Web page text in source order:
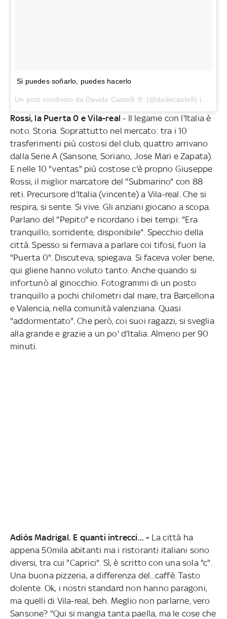
Si puedes soñarlo, puedes hacerlo
Rossi, la Puerta 0 e Vila-real - Il legame con l'Italia è
noto. Storia. Soprattutto nel mercato: tra i 10
trasferimenti più costosi del club, quattro arrivano
dalla Serie A (Sansone, Soriano, Jose Mari e Zapata).
E nelle 10 "ventas" più costose c'è proprio Giuseppe
Rossi, il miglior marcatore del "Submarino" con 88
reti. Precursore d'Italia (vincente) a Vila-real. Che si
respira, si sente. Si vive. Gli anziani giocano a scopa.
Parlano del "Pepito" e ricordano i bei tempi: "Era
tranquillo, sorridente, disponibile". Specchio della
città. Spesso si fermava a parlare coi tifosi, fuori la
"Puerta 0". Discuteva, spiegava. Si faceva voler bene,
qui gliene hanno voluto tanto. Anche quando si
infortunò al ginocchio. Fotogrammi di un posto
tranquillo a pochi chilometri dal mare, tra Barcellona
e Valencia, nella comunità valenziana. Quasi
"addormentato". Che però, coi suoi ragazzi, si sveglia
alla grande e grazie a un po' d'Italia. Almeno per 90
minuti.
Adiòs Madrigal. E quanti intrecci... - La città ha
appena 50mila abitanti ma i ristoranti italiani sono
diversi, tra cui "Caprici". Sì, è scritto con una sola "c".
Una buona pizzeria, a differenza del...caffè. Tasto
dolente. Ok, i nostri standard non hanno paragoni,
ma quelli di Vila-real, beh. Meglio non parlarne, vero
Sansone? "Qui si mangia tanta paella, ma le cose che